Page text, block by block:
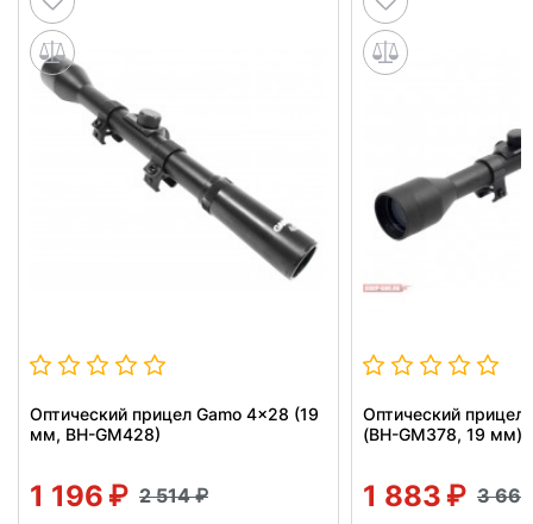
Оптический прицел Gamo 4x28 (19
мм, BH-GM428)
1 196 2 514
Оптический прицел
(BH-GM378, 19 мм)
1 883 3